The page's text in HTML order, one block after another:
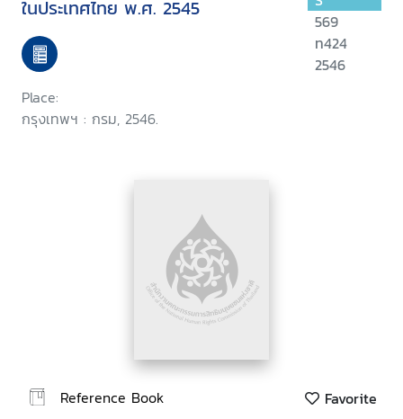
ในประเทศไทย พ.ศ. 2545
Place:
กรุงเทพฯ : กรม, 2546.
569
ท424
2546
Reference Book Favorite